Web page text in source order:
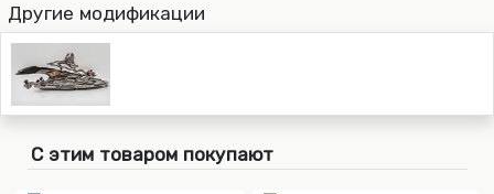
Другие модификации
С этим товаром покупают